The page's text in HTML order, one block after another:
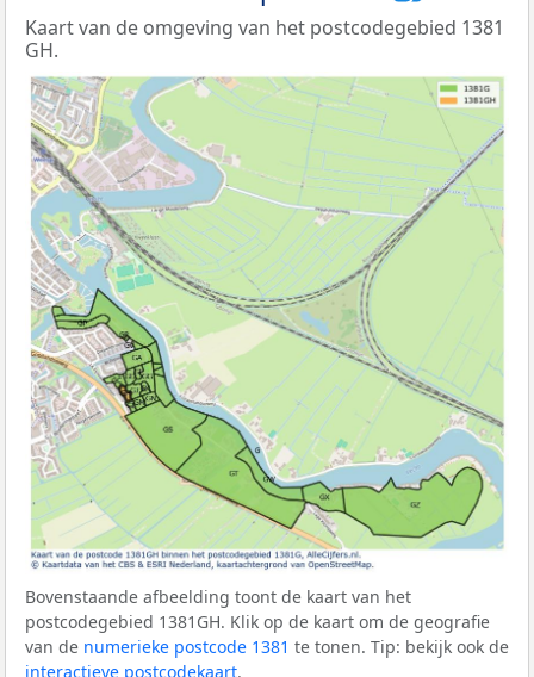
Kaart van de omgeving van het postcodegebied 1381
GH.
Bovenstaande afbeelding toont de kaart van het
postcodegebied 1381GH. Klik op de kaart om de geografie
van de numerieke postcode 1381 te tonen. Tip: bekijk ook de
interactieve postcodekaart.